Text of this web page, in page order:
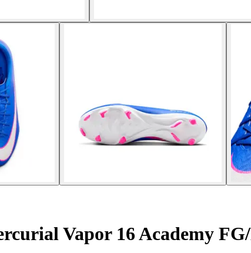
Vapor 16 Academy